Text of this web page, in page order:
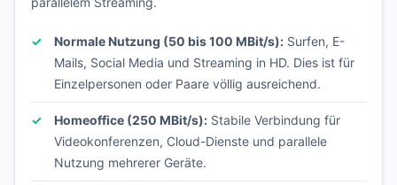
Normale Nutzung (50 bis 100 MBit/s): Surfen, E-
Mails, Social Media und Streaming in HD. Dies ist für
Einzelpersonen oder Paare völlig ausreichend.
Homeoffice (250 MBit/s): Stabile Verbindung für
Videokonferenzen, Cloud-Dienste und parallele
Nutzung mehrerer Geräte.